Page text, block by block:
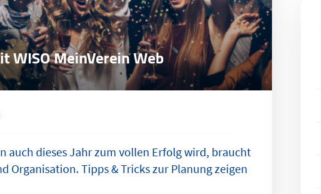
WISO MeinVerein Web
auch dieses Jahr zum vollen Erfolg wird, braucht
Organisation. Tipps & Tricks zur Planung zeigen